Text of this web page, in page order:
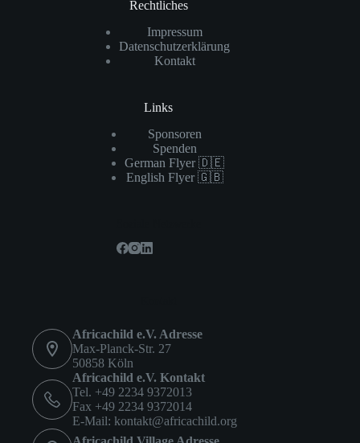
Rechtliches
Impressum
Datenschutzerklärung
Kontakt
Links
Sponsoren
Spenden
German Flyer 🇩🇪
English Flyer 🇬🇧
Africachild e.V. Adresse
Max-Planck-Str. 27
50858 Köln
Africachild e.V. Kontakt
Tel. +49 2234 9372013
Fax +49 2234 9372014
E-Mail: kontakt@africachild.org